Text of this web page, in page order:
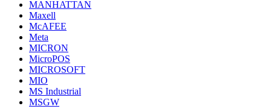
MANHATTAN
Maxell
McAFEE
Meta
MICRON
MicroPOS
MICROSOFT
MIO
MS Industrial
MSGW